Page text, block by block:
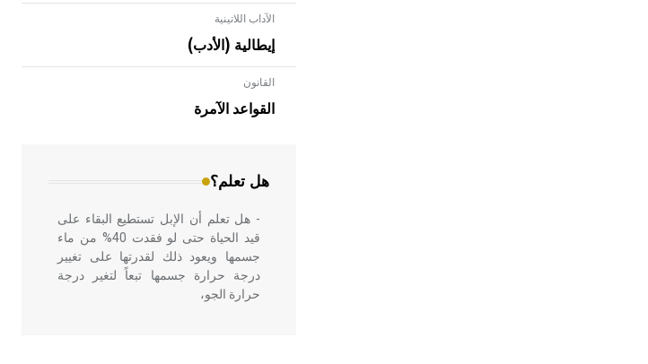
الآداب اللاتينية
إيطالية (الأدب)
القانون
القواعد الآمرة
هل تعلم؟
- هل تعلم أن الأبلق نوع من الفنون
الهندسية التي ارتبطت بالعمارة الإسلامية
في بلاد الشام ومصر خاصة، حيث يحرص
- هل تعلم أن الإبل تستطيع البقاء على
قيد الحياة حتى لو فقدت 40% من ماء
جسمها ويعود ذلك لقدرتها على تغيير
درجة حرارة جسمها تبعاً لتغير درجة
حرارة الجو،